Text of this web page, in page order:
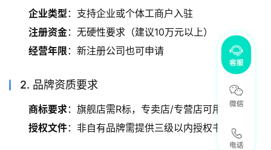
企业类型 ：支持企业或个体工商户入驻
注册资金：无硬性要求（建议10万元以上）
经营年限 ：新注册公司也可申请
2. 品牌资质要求
商标要求：旗舰店需R标，专卖店/专营店可用TM标
授权文件：非自有品牌需提供三级以内授权书